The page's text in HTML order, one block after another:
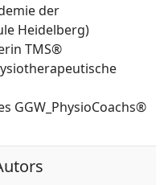
der
Heidelberg)
TMS®
GGW_PhysioCoachs®